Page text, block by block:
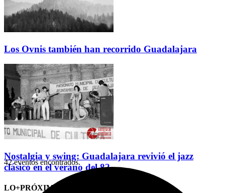
Los Ovnis también han recorrido Guadalajara
Nostalgia y swing: Guadalajara revivió el jazz
clásico en el verano del 82
LO+PRÓXIMO (CITAS)
42 eventos encontrados.